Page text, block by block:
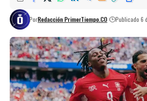
PorRedacción PrimerTiempo.CO Publicado 6